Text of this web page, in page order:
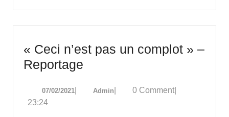
« Ceci n’est pas un complot » –
Reportage
pas
07/02/202107/02/2021
AdminAdmin0 Comment
23:24